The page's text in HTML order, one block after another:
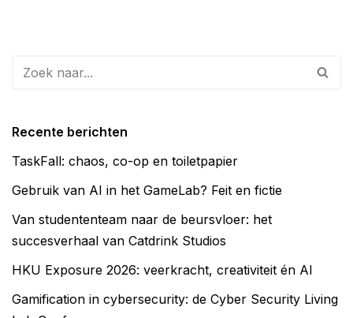
Recente berichten
TaskFall: chaos, co-op en toiletpapier
Gebruik van AI in het GameLab? Feit en fictie
Van studententeam naar de beursvloer: het
succesverhaal van Catdrink Studios
HKU Exposure 2026: veerkracht, creativiteit én AI
Gamification in cybersecurity: de Cyber Security Living